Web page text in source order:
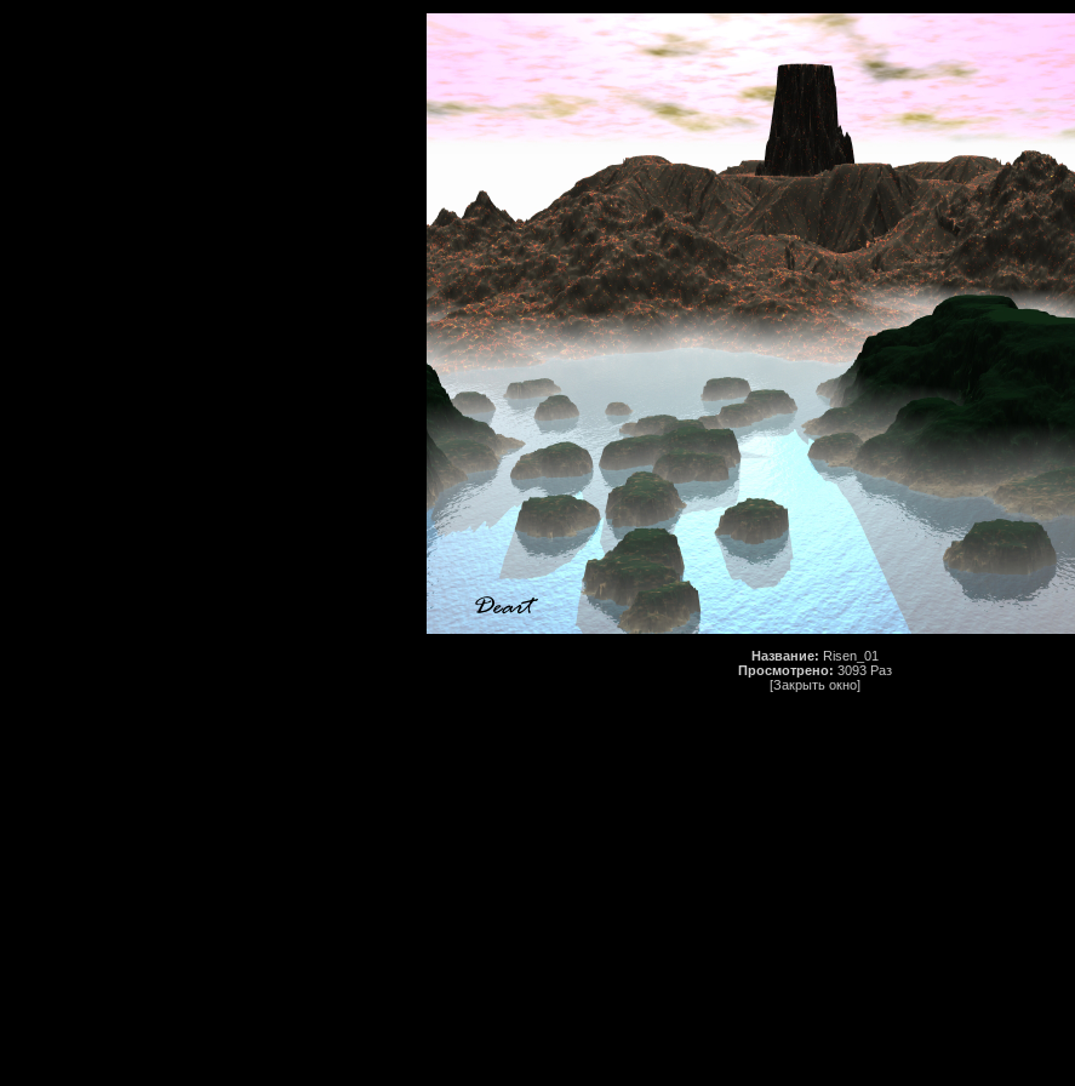
Название: Risen_01
Просмотрено: 3093 Раз
[Закрыть окно]